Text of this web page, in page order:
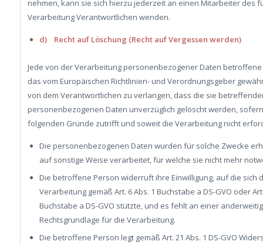
nehmen, kann sie sich hierzu jederzeit an einen Mitarbeiter des
Verarbeitung Verantwortlichen wenden.
d) Recht auf Löschung (Recht auf Vergessen werden)
Jede von der Verarbeitung personenbezogener Daten
das vom Europäischen Richtlinien- und Verordnungsgeber
von dem Verantwortlichen zu verlangen, dass die sie
personenbezogenen Daten unverzüglich gelöscht werden,
folgenden Gründe zutrifft und soweit die Verarbeitung nicht
Die personenbezogenen Daten wurden für solche Zwecke
auf sonstige Weise verarbeitet, für welche sie nicht mehr
Die betroffene Person widerruft ihre Einwilligung, auf die sich
Verarbeitung gemäß Art. 6 Abs. 1 Buchstabe a DS-GVO oder
Buchstabe a DS-GVO stützte, und es fehlt an einer
Rechtsgrundlage für die Verarbeitung.
Die betroffene Person legt gemäß Art. 21 Abs. 1 DS-GVO